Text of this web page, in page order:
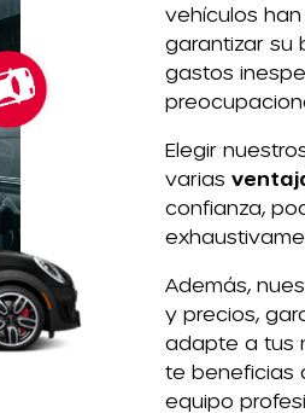
vehículos
garantizar su
gastos
Elegir
varias
confianza,
Además,
y precios,
adapte a tus
te beneficias
equipo